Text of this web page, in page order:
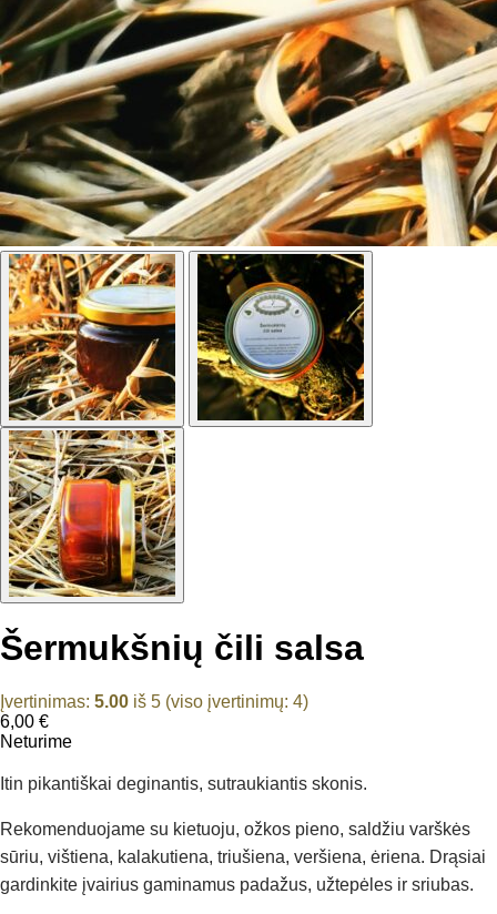
Šermukšnių čili salsa
Įvertinimas: 5.00 iš 5 (viso įvertinimų: 4)
6,00 €
Neturime
Itin pikantiškai deginantis, sutraukiantis skonis.
Rekomenduojame su kietuoju, ožkos pieno, saldžiu varškės
sūriu, vištiena, kalakutiena, triušiena, veršiena, ėriena. Drąsiai
gardinkite įvairius gaminamus padažus, užtepėles ir sriubas.